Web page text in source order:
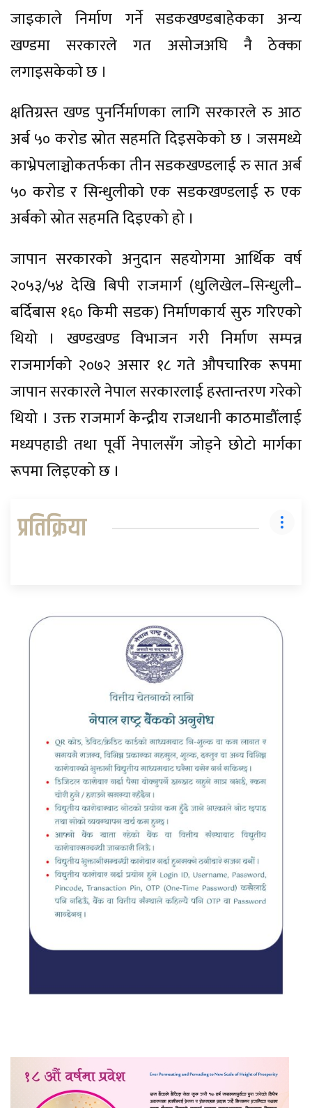
जाइकाले निर्माण गर्ने सडकखण्डबाहेकका अन्य
खण्डमा सरकारले गत असोजअघि नै ठेक्का
लगाइसकेको छ ।
क्षतिग्रस्त खण्ड पुनर्निर्माणका लागि सरकारले रु आठ
अर्ब ५० करोड स्रोत सहमति दिइसकेको छ । जसमध्ये
काभ्रेपलाञ्चोकतर्फका तीन सडकखण्डलाई रु सात अर्ब
५० करोड र सिन्धुलीको एक सडकखण्डलाई रु एक
अर्बको स्रोत सहमति दिइएको हो ।
जापान सरकारको अनुदान सहयोगमा आर्थिक वर्ष
२०५३/५४ देखि बिपी राजमार्ग (धुलिखेल–सिन्धुली–
बर्दिबास १६० किमी सडक) निर्माणकार्य सुरु गरिएको
थियो । खण्डखण्ड विभाजन गरी निर्माण सम्पन्न
राजमार्गको २०७२ असार १८ गते औपचारिक रूपमा
जापान सरकारले नेपाल सरकारलाई हस्तान्तरण गरेको
थियो । उक्त राजमार्ग केन्द्रीय राजधानी काठमाडौँलाई
मध्यपहाडी तथा पूर्वी नेपालसँग जोड्ने छोटो मार्गका
रूपमा लिइएको छ ।
प्रतिक्रिया